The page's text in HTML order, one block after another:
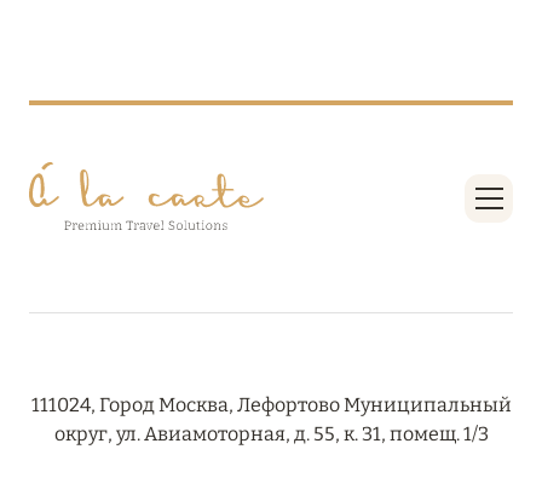
Подробнее
ВЫГОДНАЯ АРИФМЕТИКА ОТ ULTIMA GSTAAD
111024, Город Москва, Лефортово Муниципальный
округ, ул. Авиамоторная, д. 55, к. 31, помещ. 1/3